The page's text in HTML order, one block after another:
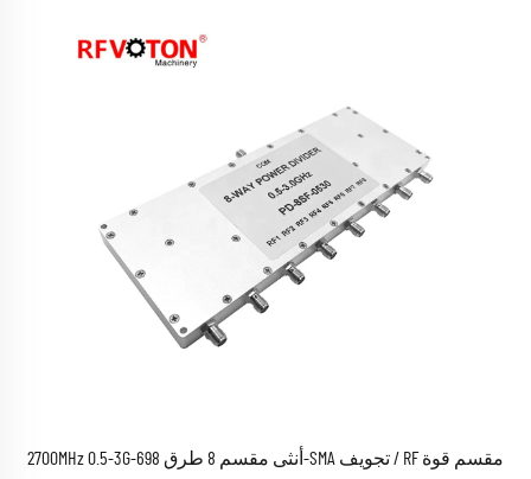
مقسم قوة RF / تجويف SMA-أنثى مقسم 8 طرق 698-2700MHz 0.5-3G